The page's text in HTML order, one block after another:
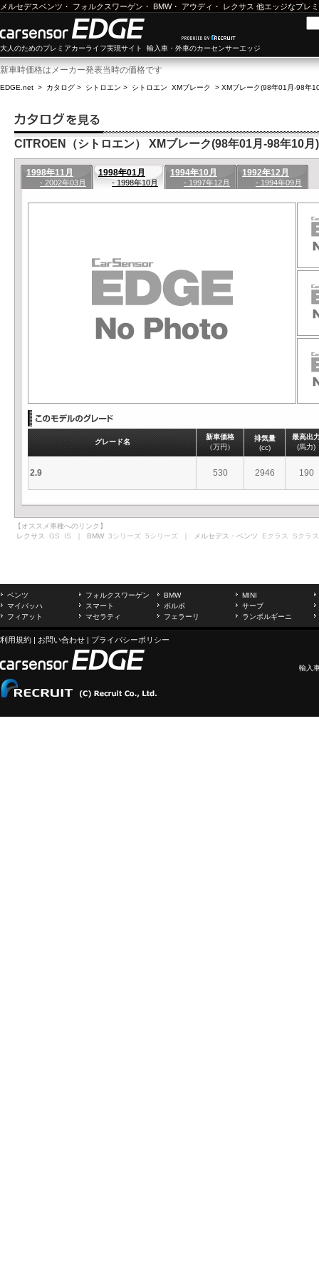
メルセデスベンツ ・ フォルクスワーゲン ・ BMW・ アウディ ・ レクサス 他エッジなプレ
大人のためのプレミアカーライフ実現サイト 輸入車・外車のカーセンサーエッジ
新車時価格はメーカー発表当時の価格です
EDGE.net > カタログ > シトロエン > シトロエン XMブレーク > XMブレーク(98年01月-98年
CITROEN（シトロエン） XMブレーク(98年01月-98年10月)
1998年11月
- 2002年03月
1998年01月
- 1998年10月
1994年10月
- 1997年12月
1992年12月
- 1994年09月
グレード名
新車価格
（万円）
排気量
(cc)
最高出
(馬力)
2.9 530 2946 190
【オススメ車種へのリンク】
レクサス GS IS ｜ BMW 3シリーズ 5シリーズ ｜ メルセデス・ベンツ Eクラス Sクラス
ベンツ フォルクスワーゲン BMW
MINI
マイバッハ
スマート ボルボ
サーブ
フィアット
マセラティ フェラーリ ランボルギーニ
利用規約 | お問い合わせ | プライバシーポリシー
輸入